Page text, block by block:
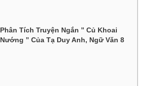
Phân Tích Truyện Ngắn ” Củ Khoai
Nướng ” Của Tạ Duy Anh, Ngữ Văn 8